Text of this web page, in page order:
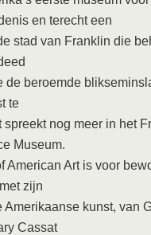
en terecht een
stad van Franklin die
de beroemde
te
spreekt nog meer in het
Museum.
American Art is voor
zijn
Amerikaanse kunst, van
Cassat